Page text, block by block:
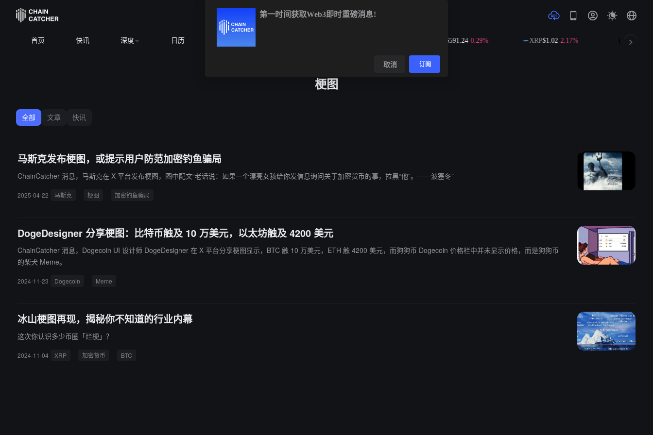
首页 快讯 深度 日历 $591.24-0.29% XRP$1.02-2.17% SOL
梗图
全部 文章 快讯
马斯克发布梗图，或提示用户防范加密钓鱼骗局
ChainCatcher 消息，马斯克在 X 平台发布梗图，图中配文“老话说：如果一个漂亮女孩给你发信息询问关于加密货币的事，拉黑“他”。——波塞冬”
2025-04-22 马斯克 梗图 加密钓鱼骗局
DogeDesigner 分享梗图：比特币触及 10 万美元，以太坊触及 4200 美元
ChainCatcher 消息，Dogecoin UI 设计师 DogeDesigner 在 X 平台分享梗图显示，BTC 触 10 万美元，ETH 触 4200 美元，而狗狗币 Dogecoin 价格栏中并未显示价格，而是狗狗币
的柴犬 Meme。
2024-11-23 Dogecoin Meme
冰山梗图再现，揭秘你不知道的行业内幕
这次你认识多少币圈「烂梗」？
2024-11-04 XRP 加密货币 BTC
第一时间获取Web3即时重磅消息!
取消 订阅